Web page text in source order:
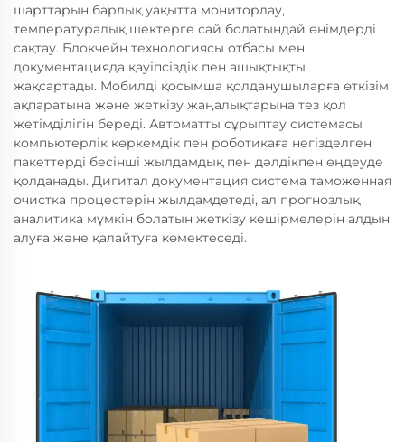
шарттарын барлық уақытта мониторлау,
температуралық шектерге сай болатындай өнімдерді
сақтау. Блокчейн технологиясы отбасы мен
документацияда қауіпсіздік пен ашықтықты
жақсартады. Мобилді қосымша қолданушыларға өткізім
ақпаратына және жеткізу жаңалықтарына тез қол
жетімділігін береді. Автоматты сұрыптау системасы
компьютерлік көркемдік пен роботикаға негізделген
пакеттерді бесінші жылдамдық пен дәлдікпен өңдеуде
қолданады. Дигитал документация система таможенная
очистка процестерін жылдамдетеді, ал прогнозлық
аналитика мүмкін болатын жеткізу кешірмелерін алдын
алуға және қалайтуға көмектеседі.